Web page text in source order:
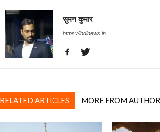
सुमन कुमार
https://indinews.in
RELATED ARTICLES MORE FROM AUTHOR